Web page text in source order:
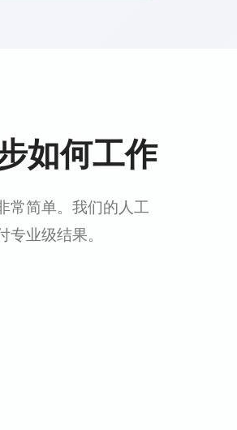
如何工作
常简单。我们的人工
业级结果。